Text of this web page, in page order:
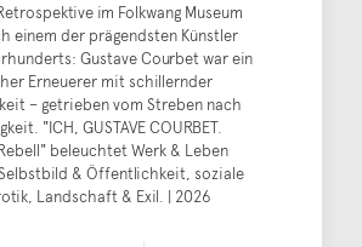
im Folkwang Museum
einem der prägendsten Künstler
Gustave Courbet war ein
Erneuerer mit schillernder
– getrieben vom Streben nach
"ICH, GUSTAVE COURBET.
beleuchtet Werk & Leben
& Öffentlichkeit, soziale
Landschaft & Exil. | 2026